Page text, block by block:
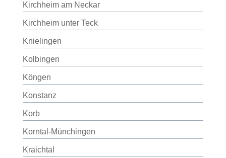
Kirchheim am Neckar
Kirchheim unter Teck
Knielingen
Kolbingen
Köngen
Konstanz
Korb
Korntal-Münchingen
Kraichtal